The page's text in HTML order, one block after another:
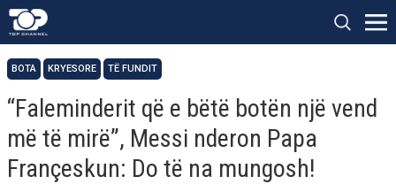
BOTA KRYESORE TË FUNDIT
“Faleminderit që e bëtë botën një vend
më të mirë”, Messi nderon Papa
Françeskun: Do të na mungosh!